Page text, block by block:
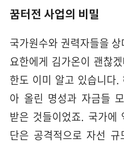
꿈터전 사업의 비밀
국가원수와 권력자들을
요한에게 김가온이 괜찮
한도 이미 알고 있습니다.
아 올린 명성과 자금들
받은 것들이었죠. 국가에
단은 공격적으로 자선